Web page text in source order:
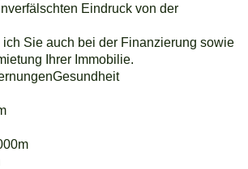
Eindruck von der
ich Sie auch bei der Finanzierung sowie
Ihrer Immobilie.